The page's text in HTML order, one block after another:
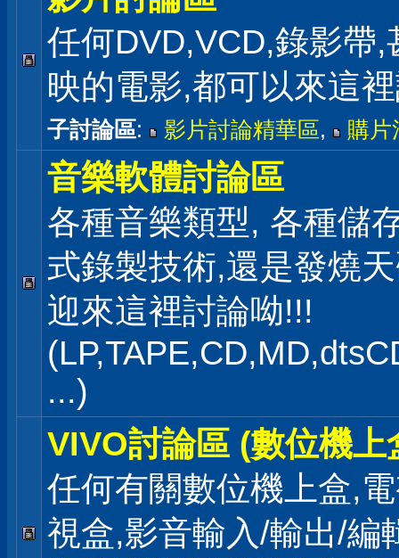
任何DVD,VCD,錄影帶,
映的電影,都可以來這
子討論區: 影片討論精華區, 購片
音樂軟體討論區
各種音樂類型, 各種儲
式錄製技術,還是發燒
迎來這裡討論呦!!!
...)
VIVO討論區 (數位機上
任何有關數位機上盒,
視盒,影音輸入/輸出/編